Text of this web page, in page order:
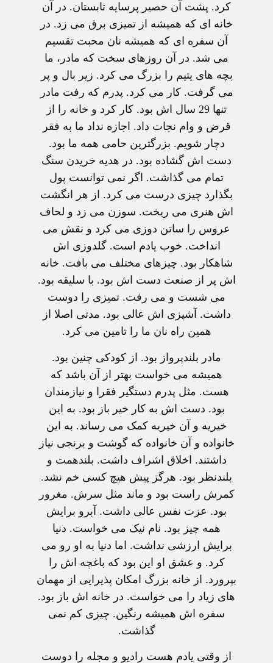
کرد. پشت آن حصیر پرسایه تابستان. در آن
خانه ای که همیشه از تمیزی برق می زد. در
آن سفره ای که همیشه نان محبت تقسیم
می شد. در آن روزهای سخت که مادر، ما
بچه های یتیم را بزرگ می کرد. زیر بال و پر
می گرفت. کار می کرد. پدرم که رفت مادر
تنها 29 سال اش بود. کار کرد و خانه را از
قرض و وام نجات داد. اجازه نداد ما به فقر
دچار شویم. بزرگترین حامی همه ما بود.
دست اش گشاده بود. در هدیه خریدن سنگ
تمام می گذاشت. اگر نمی توانست پول
بگذارد چیزی درست می کرد. از هر انگشت
اش هنری می ریخت. سوزن می زد و لحاف
عروس را ساتن دوزی می کرد و نقش می
انداخت. خوب یادم است. گلدوزی اش
شاهکار بود. چیزهای مختلف می بافت. خانه
اش پر از صنعت دست اش بود. با سلیقه بود.
می شست و می رفت. تمیزی را دوست
داشت. آشپزی اش عالی بود. مدتی اصلا از
همین راه نان ما را تامین می کرد.
مادر بلندپرواز بود. از کودکی چنین بود.
همیشه می خواست بهتر از آن باشد که
هست. مثل پدرم دستگیر فقرا و نیازمندان
بود. دست اش به کار خیر باز بود. به این
خیریه و آن خیریه کمک می رساند. به این
خانواده و آن خانواده که گوشت و برنجی نیاز
داشتند. اخلاق اشراف داشت. بلندهمت و
بلندنظر بود. هرگز پیش هیچ کسی خم نشد.
کمرش راست بود و ماند مثل سرش. مغرور
بود. عزت نفس عالی داشت. آبرو برایش
همه چیز بود. نام نیک می خواست. دنیا
برایش ارزشی نداشت. اما دنیا به او رو می
کرد. و عشق او این بود که باغچه اش را
بپرورد. از خانه بزرگ امکان پذیرایی از مهمان
های زیاد را می خواست. در خانه اش باز بود.
سفره اش همیشه رنگین. چیزی کم نمی
گذاشت.
از وقتی یادم هست رادیو و مجله را دوست